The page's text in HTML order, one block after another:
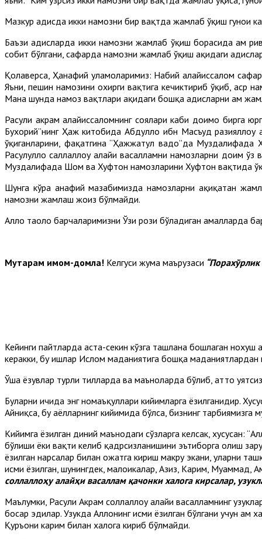
Мазкур ҳадисда икки намозни бир вақтда жамлаб ўқиш гуноҳи
Баъзи ҳадисларда икки намозни жамлаб ўқиш борасида ҳам
собит бўлгани, сафарда намозни жамлаб ўқиш ҳақидаги
Қолаверса, Ҳанафий уламоларимиз: Набий алайҳиссалом
Яъни, пешин намозини охирги вақтига кечиктириб ўқиб, аср
Мана шунда намоз вақтлари ҳақидаги бошқа ҳадисларни ҳам
Расули акрам алайҳиссаломнинг соялари каби доимо бирга
Бухорий”нинг Ҳаж китобида Абдуллоҳ ибн Масъуд
ўқиганларини, фақатгина “Ҳажжатул вадо”да
Расулуллоҳ саллаллоҳу алайҳи васалламни намозларни
Муздалифада Шом ва Хуфтон намозларини Хуфтон вақтида
Шунга кўра ҳанафий мазҳабимизда намозларни ҳақиқатан
намозни жамлаш жоиз бўлмайди.
Аллоҳ таоло барчаларимизни Ўзи рози бўладиган амалларда
Муҳтарам имом-домла! Келгуси жума маърузаси
Кейинги пайтларда аста-секин кўзга ташлана бошлаган
керакки, бу ишлар Ислом маданиятига бошқа маданиятлардан
Ўша ёзувлар турли тилларда ва маъноларда бўлиб, ҳатто
Буларни ичида энг номаъқуллари кийимларга ёзилганидир.
Айниқса, бу аёлларнинг кийимида бўлса, бизнинг тарбиямизга
Кийимга ёзилган диний маънодаги сўзларга келсак, хусусан:
бўлиши ёки вақти келиб қадрсизланишини эътиборга олиш
ёзилган нарсалар билан ҳожатга кириш макруҳ экани, уларни
исми ёзилган, шунингдек, малоикалар, Азиз, Карим, Муҳаммад,
соллаллоҳу алайҳи васаллам қачонки халога кирсалар,
Маълумки, Расули Акрам соллаллоҳу алайҳи васалламнинг
босар эдилар. Узукда Аллоҳнинг исми ёзилган бўлгани учун
Қуръони карим билан халога кириб бўлмайди.